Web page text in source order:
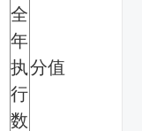
全
年
执
行
数
分值